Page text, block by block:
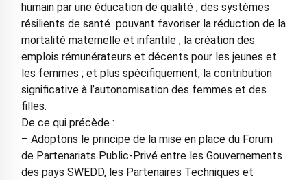
humain par une éducation de qualité ; des systèmes
résilients de santé pouvant favoriser la réduction de la
mortalité maternelle et infantile ; la création des
emplois rémunérateurs et décents pour les jeunes et
les femmes ; et plus spécifiquement, la contribution
significative à l’autonomisation des femmes et des
filles.
De ce qui précède :
– Adoptons le principe de la mise en place du Forum
de Partenariats Public-Privé entre les Gouvernements
des pays SWEDD, les Partenaires Techniques et